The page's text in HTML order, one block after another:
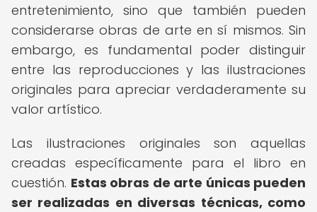
entretenimiento, sino que también pueden
considerarse obras de arte en sí mismos. Sin
embargo, es fundamental poder distinguir
entre las reproducciones y las ilustraciones
originales para apreciar verdaderamente su
valor artístico.
Las ilustraciones originales son aquellas
creadas específicamente para el libro en
cuestión. Estas obras de arte únicas pueden
ser realizadas en diversas técnicas, como